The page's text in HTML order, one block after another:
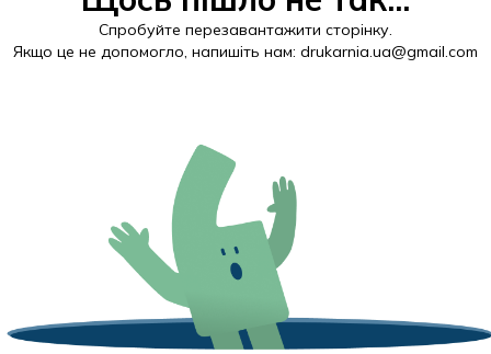
Спробуйте перезавантажити сторінку.
Якщо це не допомогло, напишіть нам: drukarnia.ua@gmail.com